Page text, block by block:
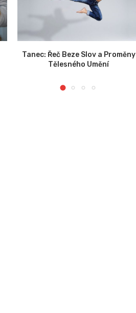
Tanec: Řeč Beze Slov a Proměny
Tělesného Umění